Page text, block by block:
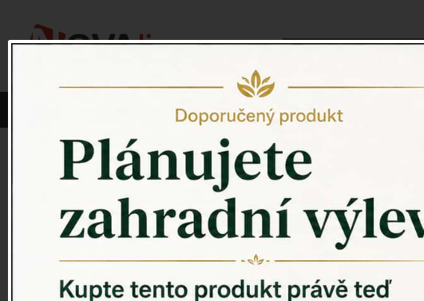
Vyberte si kategorii: NOVINKY
PÍTKO PRO PTÁKY
ZAHRADNÍ SOCHY
ZAHRADNÍ UMYVADLA
PTAČÍ BUDKY
Litinové škrabáky na boty
DEKORACE NA HROB
Venkovský domov